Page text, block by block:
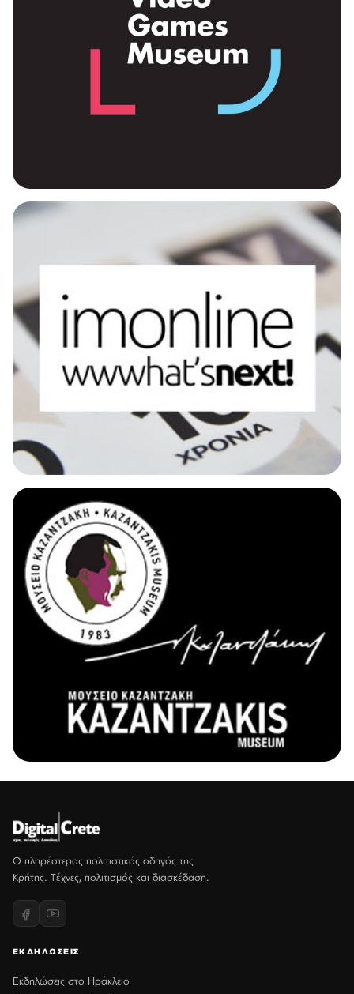
Ο πληρέστερος πολιτιστικός οδηγός της
Κρήτης. Τέχνες, πολιτισμός και διασκέδαση.
ΕΚΔΗΛΩΣΕΙΣ
Εκδηλώσεις στο Ηράκλειο